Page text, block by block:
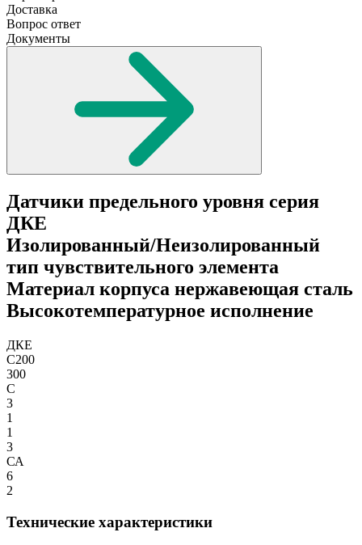
Доставка
Вопрос ответ
Документы
Датчики предельного уровня серия
ДКЕ
Изолированный/Неизолированный
тип чувствительного элемента
Материал корпуса нержавеющая сталь
Высокотемпературное исполнение
ДКЕ
С200
300
С
3
1
1
3
СА
6
2
Технические характеристики